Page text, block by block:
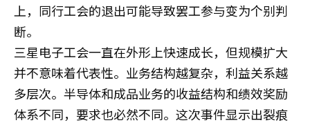
上，同行工会的退出可能导致罢工参与变为个别判
断。
三星电子工会一直在外形上快速成长，但规模扩大
并不意味着代表性。业务结构越复杂，利益关系越
多层次。半导体和成品业务的收益结构和绩效奖励
体系不同，要求也必然不同。这次事件显示出裂痕